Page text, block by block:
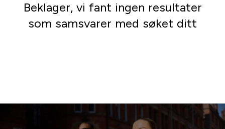
Beklager, vi fant ingen resultater
som samsvarer med søket ditt